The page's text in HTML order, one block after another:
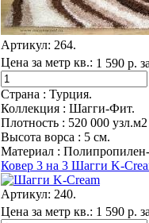
Артикул: 264.
Цена за метр кв.: 1 590 р.
Страна : Турция.
Коллекция : Шагги-Фит.
Плотность : 520 000 узл.м2
Высота ворса : 5 см.
Материал :
Ковер 3 на 3 Шагги K-
Артикул: 240.
Цена за метр кв.: 1 590 р.